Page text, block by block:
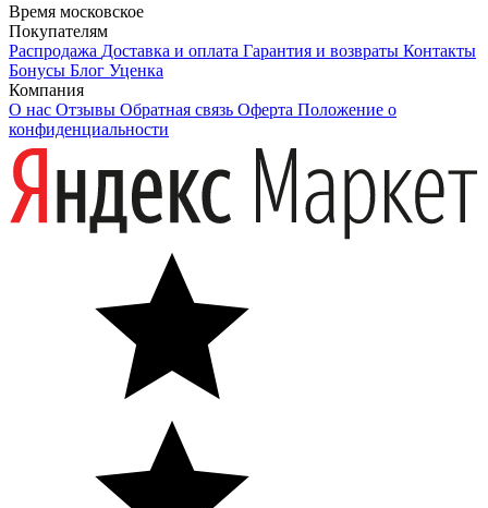
Время московское
Покупателям
Распродажа Доставка и оплата Гарантия и возвраты Контакты
Бонусы Блог Уценка
Компания
О нас Отзывы Обратная связь Оферта Положение о
конфиденциальности